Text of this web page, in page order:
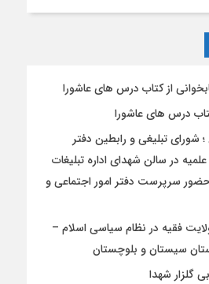
از کتاب درس های عاشورا
درس های عاشورا
تبلیغی و رابطین دفتر
در سالن شهدای اداره تبلیغات
سرپرست دفتر امور اجتماعی و
فقیه در نظام سیاسی اسلام –
سیستان و بلوچستان
گلزار شهدا